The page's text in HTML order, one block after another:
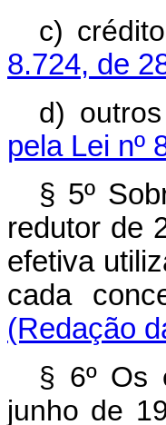
c)
8.724, de
d)
pela Lei nº
§ 5º
redutor de
efetiva
cada
(Redação
§ 6º Os
junho de